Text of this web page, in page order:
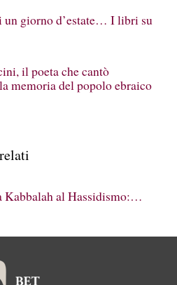
un giorno d’estate… I libri su
il poeta che cantò
memoria del popolo ebraico
al Hassidismo:…